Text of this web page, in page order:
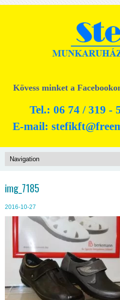
Kövess minket a
Tel.: 06 74 / 319 -
E-mail:
img_7185
2016-10-27